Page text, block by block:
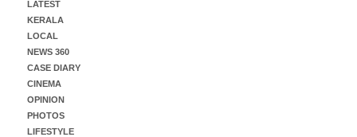
LATEST
KERALA
LOCAL
NEWS 360
CASE DIARY
CINEMA
OPINION
PHOTOS
LIFESTYLE